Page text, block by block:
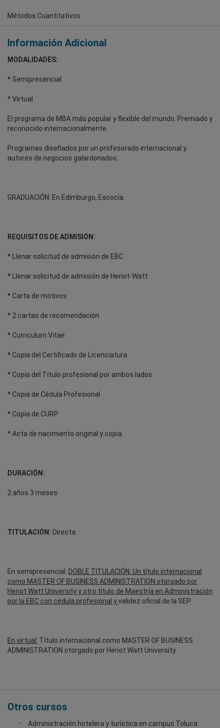
Métodos Cuantitativos
Información Adicional
MODALIDADES:
* Semipresencial
* Virtual
El programa de MBA más popular y flexible del mundo. Premiado y
reconocido internacionalmente.
Programas diseñados por un profesorado internacional y
autores de negocios galardonados.
GRADUACIÓN: En Edimburgo, Escocia.
REQUISITOS DE ADMISIÓN:
* Llenar solicitud de admisión de EBC
* Llenar solicitud de admisión de Heriot-Watt
* Carta de motivos
* 2 cartas de recomendación
* Curriculum Vitae
* Copia del Certificado de Licenciatura
* Copia del Título profesional por ambos lados
* Copia de Cédula Profesional
* Copia de CURP
* Acta de nacimiento original y copia.
DURACIÓN:
2 años 3 meses
TITULACIÓN: Directa
En semipresencial: DOBLE TITULACIÓN: Un título internacional
como MASTER OF BUSINESS ADMINISTRATION otorgado por
Heriot Watt University y otro título de Maestría en Administración
por la EBC con cédula profesional yvalidez oficial de la SEP.
En virtual: Título internacional como MASTER OF BUSINESS
ADMINISTRATION otorgado por Heriot Watt University
Otros cursos
Administración hotelera y turística en campus Toluca